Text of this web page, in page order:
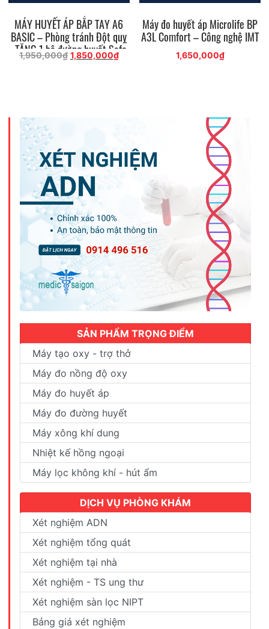
MÁY HUYẾT ÁP BẮP TAY A6
BASIC – Phòng tránh Đột quỵ
-TẶNG 1 bộ đường huyết Safe
Accu
1,950,000₫ Giá
1,850,000₫Giá
Máy đo huyết áp Microlife BP
A3L Comfort – Công nghệ IMT
1,650,000₫
SẢN PHẨM TRỌNG ĐIỂM
Máy tạo oxy - trợ thở
Máy đo nồng độ oxy
Máy đo huyết áp
Máy đo đường huyết
Máy xông khí dung
Nhiệt kế hồng ngoại
Máy lọc không khí - hút ẩm
DỊCH VỤ PHÒNG KHÁM
Xét nghiệm ADN
Xét nghiệm tổng quát
Xét nghiệm tại nhà
Xét nghiệm - TS ung thư
Xét nghiệm sàn lọc NIPT
Bảng giá xét nghiệm